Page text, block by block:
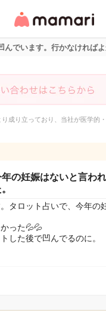
リ・情報サイト
でいます。行かなければよ
成り立っており、当社が医学的
の妊娠はないと言わ
タロット占いで、今年の
った💦💦
した後で凹んでるのに。